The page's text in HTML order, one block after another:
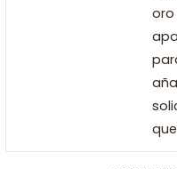
oro